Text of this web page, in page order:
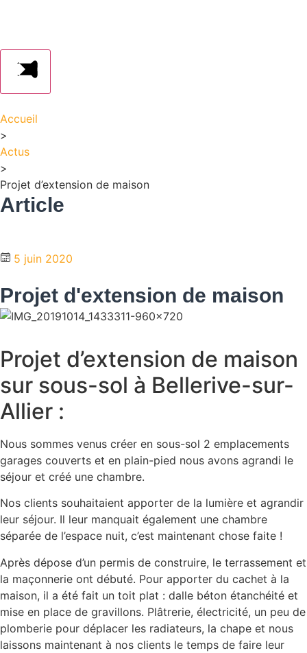
Accueil
>
Actus
>
Projet d’extension de maison
Article
5 juin 2020
Projet d'extension de maison
Projet d’extension de maison
sur sous-sol à Bellerive-sur-
Allier :
Nous sommes venus créer en sous-sol 2 emplacements
garages couverts et en plain-pied nous avons agrandi le
séjour et créé une chambre.
Nos clients souhaitaient apporter de la lumière et agrandir
leur séjour. Il leur manquait également une chambre
séparée de l’espace nuit, c’est maintenant chose faite !
Après dépose d’un permis de construire, le terrassement et
la maçonnerie ont débuté. Pour apporter du cachet à la
maison, il a été fait un toit plat : dalle béton étanchéité et
mise en place de gravillons. Plâtrerie, électricité, un peu de
plomberie pour déplacer les radiateurs, la chape et nous
laissons maintenant à nos clients le temps de faire leur